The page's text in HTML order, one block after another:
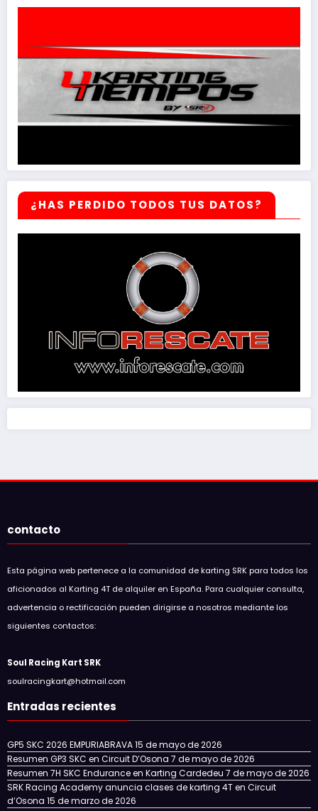
¿HAS PERDIDO TODOS TUS DATOS?
contacto
Esta página web pertenece a la comunidad de karting SRK para todos los
aficionados al Karting 4T de alquiler en España. Para cualquier consulta,
advertencia o rectificación pueden dirigirse a nosotros mediante los
siguientes contactos:
Soul Racing Kart SRK
soulracingkart@hotmail.com
Entradas recientes
GP5 SKC 2026 EMPURIABRAVA15 de mayo de 2026
Resumen GP3 SKC en Circuit D’Osona 7 de mayo de 2026
Resumen 7H SKC Endurance en Karting Cardedeu 7 de mayo de 2026
SRK Racing Academy anuncia clases de karting 4T en Circuit
d’Osona 15 de marzo de 2026